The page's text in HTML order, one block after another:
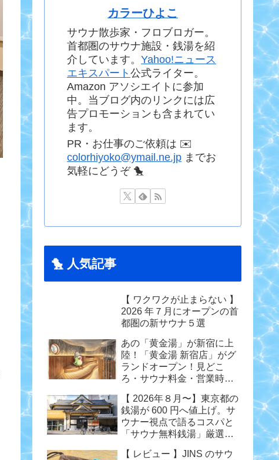
カラーひよこ
サウナ散歩家・フロブロガー。
首都圏のサウナ施設・銭湯を紹
介しています。 Yahoo!ニュース
エキスパート 公式ライター。
Amazon アソシエイトに参加
中。当ブログ内のリンクには広
告プロモーションも含まれてい
ます。
PR・お仕事のご依頼は ✉️
colorhiyoko@ymail.ne.jp までお
気軽にどうぞ 🐤
🐤 人気記事
【 ワクワクが止まらない 】
2026 年７月にオープンの首
都圏の新サウナ５選
あの「黄金湯」が新宿に上
陸！「黄金湯 新宿店」がグ
ランドオープン！見どこ
ろ・サウナ料金・営業時間
【 2026年８月〜】東京都の
銭湯が 600 円へ値上げ。サ
ウナー視点で語るコスパと
「サウナ無料銭湯」厳選ま
【 レビュー 】JINS のサウ